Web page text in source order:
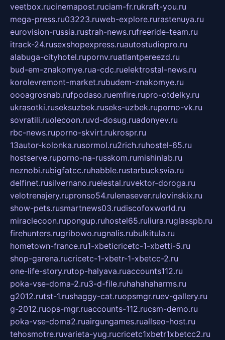
veetbox.rucinemapost.ruciam-fr.rukraft-you.ru
mega-press.ru03223.ruweb-explore.rurastenuya.ru
eurovision-russia.rustrah-news.rufreeride-team.ru
itrack-24.rusexshopexpress.ruautostudiopro.ru
alabuga-cityhotel.rupornv.ruatlantpereezd.ru
bud-em-znakomye.rua-cdc.ruelektrostal-news.ru
korolevremont-market.rubudem-znakomye.ru
oooagrosnab.rufpodaso.ruemfire.rupro-otdelky.ru
ukrasotki.ruseksuzbek.ruseks-uzbek.ruporno-vk.ru
sovratili.ruolecoon.ruvd-dosug.ruadonyev.ru
rbc-news.ruporno-skvirt.rukrospr.ru
13autor-kolonka.rusormol.ru2rich.ruhostel-65.ru
hostserve.ruporno-na-russkom.rumishinlab.ru
neznobi.rubigfatcc.ruhabble.rustarbucksvia.ru
delfinet.rusilvernano.ruelestal.ruvektor-doroga.ru
velotrenajery.rupronso54.rulenasever.rulovinskix.ru
show-pets.rusmartnews03.rudiscofoxworld.ru
miraclecoon.rupongup.ruhostel65.ruliura.ruglasspb.ru
firehunters.rugribowo.rugnalis.rubulkitula.ru
hometown-france.ru1-xbeticricetc-1-xbetti-5.ru
shop-garena.rucricetc-1-xbetr-1-xbetcc-2.ru
one-life-story.rutop-halyava.ruaccounts112.ru
poka-vse-doma-2.ru3-d-file.ruhahahaharms.ru
g2012.rutst-1.rushaggy-cat.ruopsmgr.ruev-gallery.ru
g-2012.ruops-mgr.ruaccounts-112.rucsm-demo.ru
poka-vse-doma2.ruairgungames.ruallseo-host.ru
tehosmotre.ruvarieta-yug.rucricetc1xbetr1xbetcc2.ru